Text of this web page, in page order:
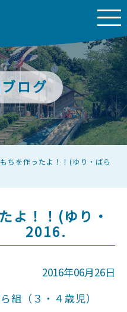
ログ
ちを作ったよ！！(ゆり・ばら
よ！！(ゆり・
2016.
2016年06月26日
組（３・４歳児）